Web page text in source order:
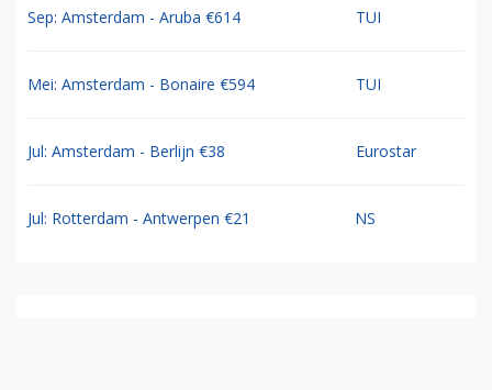
Sep: Amsterdam - Aruba €614 TUI
Mei: Amsterdam - Bonaire €594 TUI
Jul: Amsterdam - Berlijn €38 Eurostar
Jul: Rotterdam - Antwerpen €21 NS